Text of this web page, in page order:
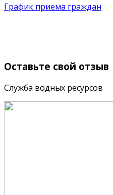
График приема граждан
Оставьте свой отзыв
Служба водных ресурсов